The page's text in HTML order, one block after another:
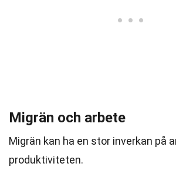
Migrän och arbete
Migrän kan ha en stor inverkan på
produktiviteten.